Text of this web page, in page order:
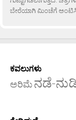
ಬೇರೆಯಾಗಿ ಮಿಂಚೆಗೆ
ಕವಲುಗಳು
ಅರಿಮೆನಡೆ-